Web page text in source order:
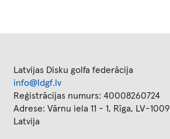
Latvijas Disku golfa federācija
info@ldgf.lv
Reģistrācijas numurs: 40008260724
Adrese: Vārnu iela 11 - 1, Rīga, LV-1009
Latvija